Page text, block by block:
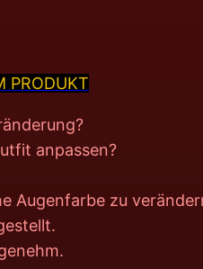
PRODUKT
anpassen?
Augenfarbe zu